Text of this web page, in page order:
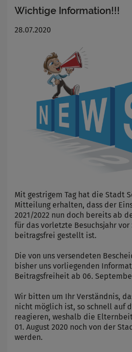
Wichtige Information!!!
28.07.2020
Mit gestrigem Tag hat die Stadt
Mitteilung erhalten, dass der
2021/2022 nun doch bereits ab
für das vorletzte Besuchsjahr
beitragsfrei gestellt ist.
Die von uns versendeten
bisher uns vorliegenden
Beitragsfreiheit ab 06.
Wir bitten um Ihr Verständnis,
nicht möglich ist, so schnell auf
reagieren, weshalb die
01. August 2020 noch von der
werden.